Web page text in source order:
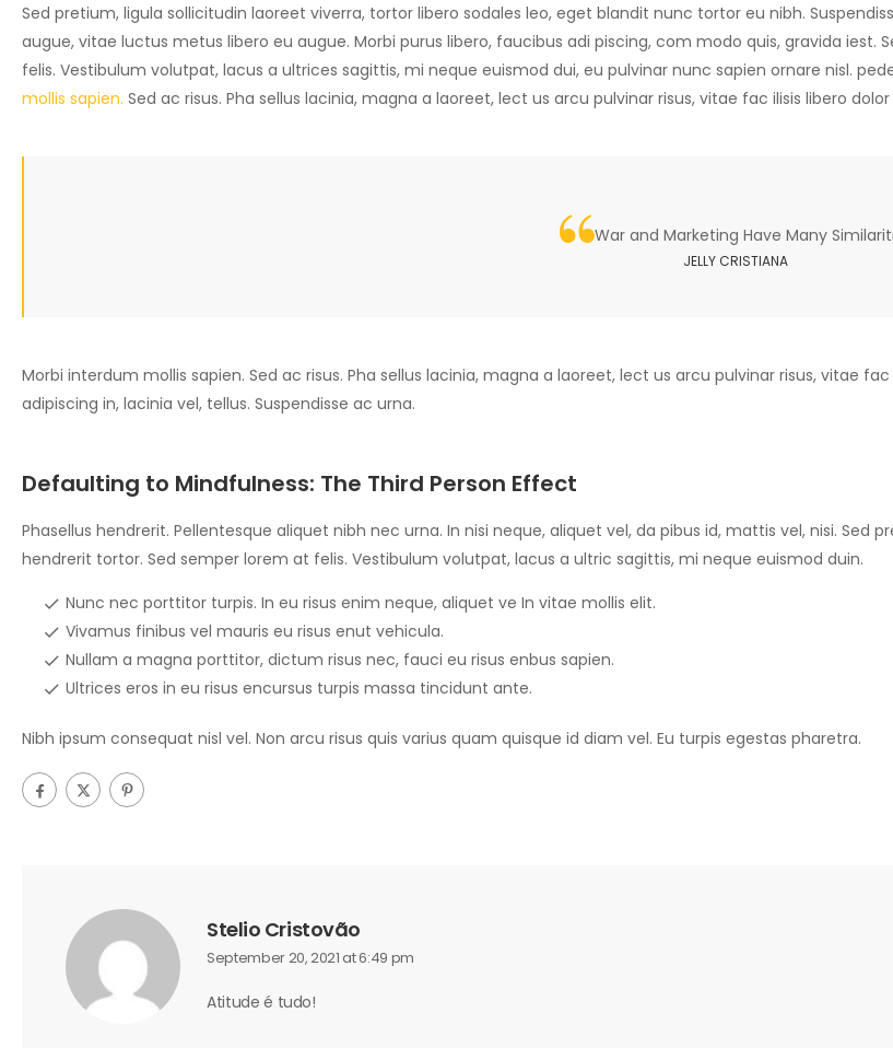
Sed pretium, ligula sollicitudin laoreet viverra, tortor libero sodales leo, eget blandit nunc tortor eu nibh.
augue, vitae luctus metus libero eu augue. Morbi purus libero, faucibus adi piscing, com modo quis, gravida
felis. Vestibulum volutpat, lacus a ultrices sagittis, mi neque euismod dui, eu pulvinar nunc sapien ornare nisl.
mollis sapien. Sed ac risus. Pha sellus lacinia, magna a laoreet, lect us arcu pulvinar risus, vitae fac ilisis libero dolor
War and Marketing Have Many
JELLY CRISTIANA
Morbi interdum mollis sapien. Sed ac risus. Pha sellus lacinia, magna a laoreet, lect us arcu pulvinar risus, vitae
adipiscing in, lacinia vel, tellus. Suspendisse ac urna.
Defaulting to Mindfulness: The Third Person Effect
Phasellus hendrerit. Pellentesque aliquet nibh nec urna. In nisi neque, aliquet vel, da pibus id, mattis vel, nisi.
hendrerit tortor. Sed semper lorem at felis. Vestibulum volutpat, lacus a ultric sagittis, mi neque euismod duin.
Nunc nec porttitor turpis. In eu risus enim neque, aliquet ve In vitae mollis elit.
Vivamus finibus vel mauris eu risus enut vehicula.
Nullam a magna porttitor, dictum risus nec, fauci eu risus enbus sapien.
Ultrices eros in eu risus encursus turpis massa tincidunt ante.
Nibh ipsum consequat nisl vel. Non arcu risus quis varius quam quisque id diam vel. Eu turpis egestas pharetra.
Stelio Cristovão
September 20, 2021 at 6:49 pm
Atitude é tudo!